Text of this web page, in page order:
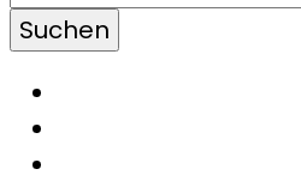
nach: